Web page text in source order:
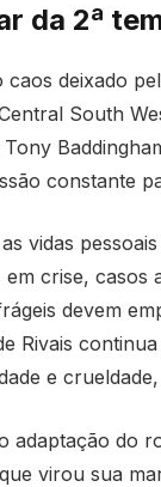
da 2ª
caos deixado
South
constante
vidas
em crise,
devem
Rivais
e
adaptação do
virou sua